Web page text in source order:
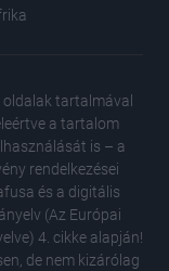
tartalmával
a tartalom
is – a
rendelkezései
és a digitális
(Az Európai
4. cikke alapján!
de nem kizárólag